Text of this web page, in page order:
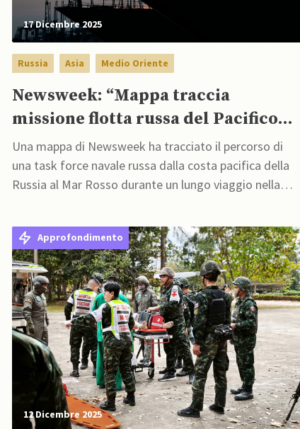
17 Dicembre 2025
Russia Asia Medio Oriente
Newsweek: “Mappa traccia
missione flotta russa del Pacifico
nel Mar Rosso”
Una mappa di Newsweek ha tracciato il percorso di
una task force navale russa dalla costa pacifica della
Russia al Mar Rosso durante un lungo viaggio nella
Approfondimento
12 Dicembre 2025